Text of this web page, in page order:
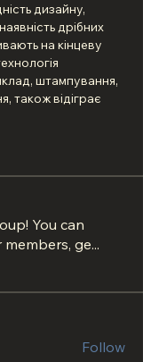
дизайну,
дрібних
на кінцеву
штампування,
також відіграє
You can
ge...
Follow